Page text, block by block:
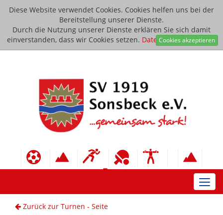
Diese Website verwendet Cookies. Cookies helfen uns bei der
Bereitstellung unserer Dienste.
Durch die Nutzung unserer Dienste erklären Sie sich damit
einverstanden, dass wir Cookies setzen. Datenschutzerklärung
Cookies akzeptieren
Zurück zur Turnen - Seite